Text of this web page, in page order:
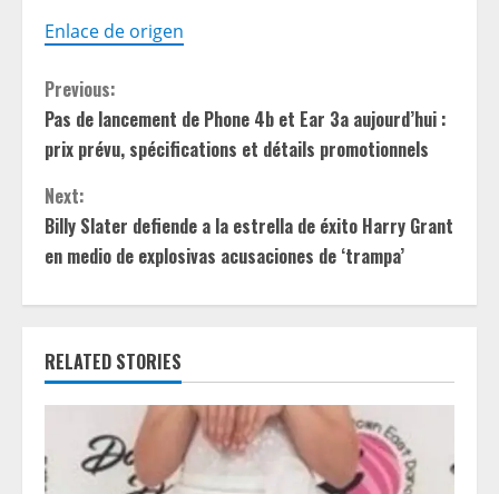
Enlace de origen
C
o
n
t
u
R
Previous:
Pas de lancement de Phone 4b et Ear 3a aujourd’hui :
prix prévu, spécifications et détails promotionnels
Next:
Billy Slater defiende a la estrella de éxito Harry Grant
en medio de explosivas acusaciones de ‘trampa’
RELATED STORIES